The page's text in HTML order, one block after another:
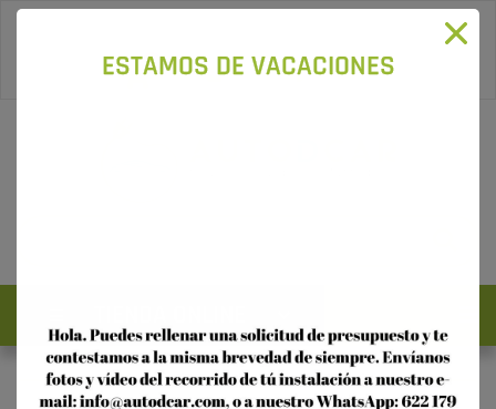
0
Acceso Registro
ESTAMOS DE VACACIONES